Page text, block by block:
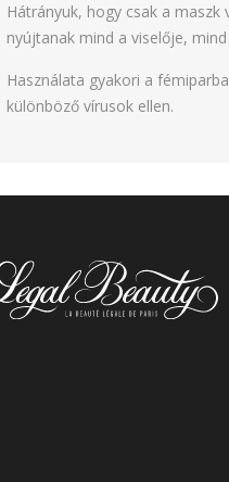
Hátrányuk, hogy csak a
nyújtanak mind a viselője,
Használata gyakori a
különböző vírusok ellen.